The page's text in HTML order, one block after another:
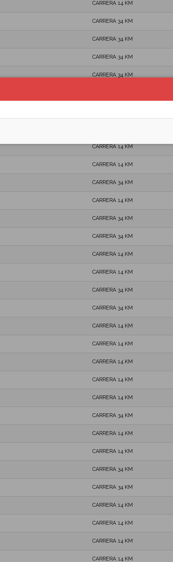
CARRERA 14 KM
CARRERA 34 KM
CARRERA 34 KM
CARRERA 34 KM
CARRERA 34 KM
CARRERA 14 KM
CARRERA 14 KM
CARRERA 34 KM
CARRERA 14 KM
CARRERA 34 KM
CARRERA 34 KM
CARRERA 14 KM
CARRERA 14 KM
CARRERA 34 KM
CARRERA 34 KM
CARRERA 14 KM
CARRERA 14 KM
CARRERA 14 KM
CARRERA 14 KM
CARRERA 14 KM
CARRERA 34 KM
CARRERA 14 KM
CARRERA 14 KM
CARRERA 34 KM
CARRERA 34 KM
CARRERA 14 KM
CARRERA 14 KM
CARRERA 14 KM
CARRERA 14 KM